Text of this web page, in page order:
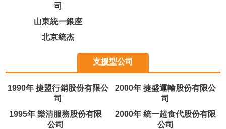
司
山東統一銀座
北京統杰
支援型公司
1990年 捷盟行銷股份有限公
司
1995年 樂清服務股份有限
公司
2000年 捷盛運輸股份有限公
司
2000年 統一超食代股份有限
公司